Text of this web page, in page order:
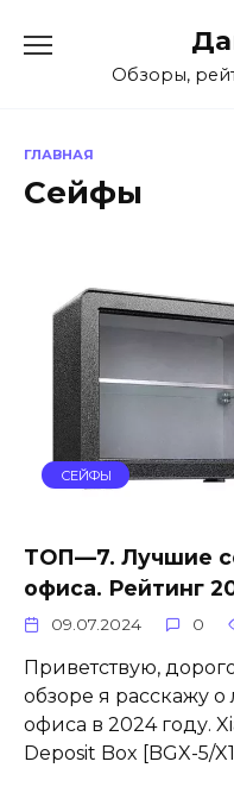
содержаниюОбзоры,
ГЛАВНАЯ
Сейфы
СЕЙФЫ
ТОП—7. Лучшие
офиса. Рейтинг
09.07.2024 0
Приветствую,
обзоре я расскажу
офиса в 2024 году.
Deposit Box [BGX-5/